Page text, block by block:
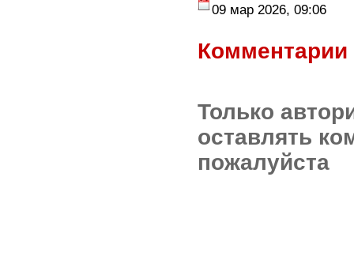
09 мар 2026, 09:06
Комментарии
Только
оставлять
пожалуйста